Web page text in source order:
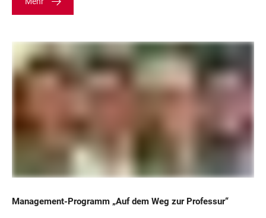
Management-Programm „Auf dem Weg zur Professur“